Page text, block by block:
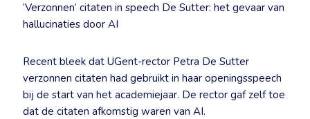
‘Verzonnen’ citaten in speech De Sutter: het gevaar van
hallucinaties door AI
Recent bleek dat UGent-rector Petra De Sutter
verzonnen citaten had gebruikt in haar openingsspeech
bij de start van het academiejaar. De rector gaf zelf toe
dat de citaten afkomstig waren van AI.